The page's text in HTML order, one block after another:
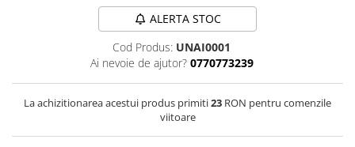
Bijuterii peridot
Bijuterii perle
Bijuterii piatra lunii
Bijuterii piatra soarelui
ALERTA STOC
Cod Produs: UNAI0001
Ai nevoie de ajutor? 0770773239
La achizitionarea acestui produs primiti23 RON pentru comenzile
viitoare